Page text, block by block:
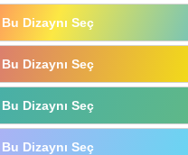
Bu Dizaynı Seç
Bu Dizaynı Seç
Bu Dizaynı Seç
Bu Dizaynı Seç